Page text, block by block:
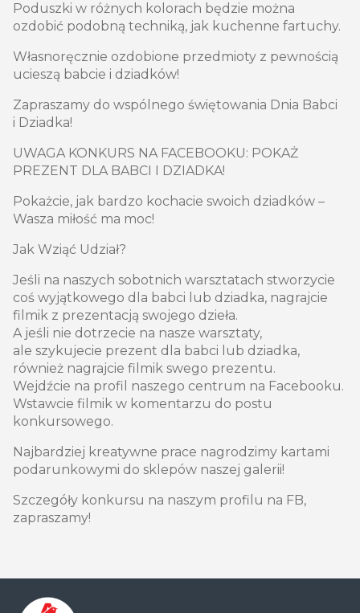
Poduszki w różnych kolorach będzie można
ozdobić podobną techniką, jak kuchenne fartuchy.
Własnoręcznie ozdobione przedmioty z pewnością
ucieszą babcie i dziadków!
Zapraszamy do wspólnego świętowania Dnia Babci
i Dziadka!
UWAGA KONKURS NA FACEBOOKU: POKAŻ
PREZENT DLA BABCI I DZIADKA!
Pokażcie, jak bardzo kochacie swoich dziadków –
Wasza miłość ma moc!
Jak Wziąć Udział?
Jeśli na naszych sobotnich warsztatach stworzycie
coś wyjątkowego dla babci lub dziadka, nagrajcie
filmik z prezentacją swojego dzieła.
A jeśli nie dotrzecie na nasze warsztaty,
ale szykujecie prezent dla babci lub dziadka,
również nagrajcie filmik swego prezentu.
Wejdźcie na profil naszego centrum na Facebooku.
Wstawcie filmik w komentarzu do postu
konkursowego.
Najbardziej kreatywne prace nagrodzimy kartami
podarunkowymi do sklepów naszej galerii!
Szczegóły konkursu na naszym profilu na FB,
zapraszamy!